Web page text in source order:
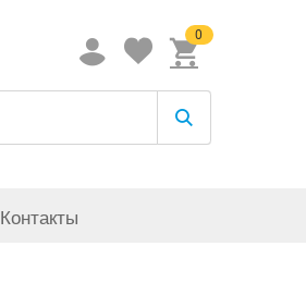
0
Контакты